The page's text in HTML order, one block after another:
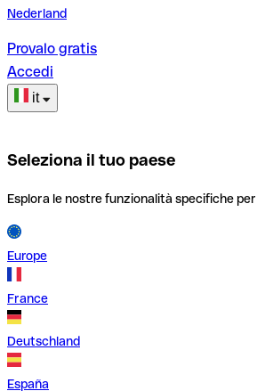
Nederland
Provalo gratis
Accedi
it
Seleziona il tuo paese
Esplora le nostre funzionalità specifiche
Europe
France
Deutschland
España